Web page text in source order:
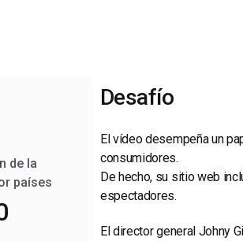
de la
países
Desafío
El vídeo desempeña un
consumidores.
De hecho, su sitio web
espectadores.
El director general Johny